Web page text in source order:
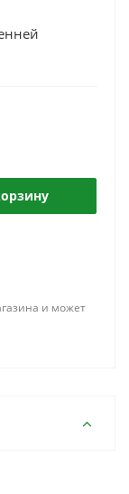
и может